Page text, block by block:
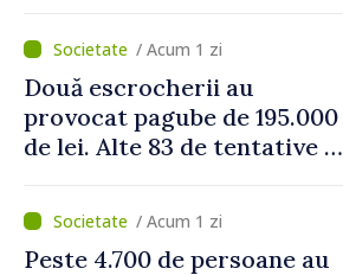
/ Acum 1 zi
Două escrocherii au
provocat pagube de 195.000
de lei. Alte 83 de tentative au
/ Acum 1 zi
Peste 4.700 de persoane au